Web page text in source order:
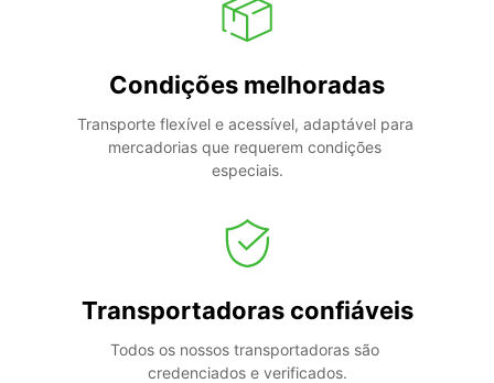
Condições melhoradas
Transporte flexível e acessível, adaptável para
mercadorias que requerem condições
especiais.
Transportadoras confiáveis
Todos os nossos transportadoras são
credenciados e verificados.